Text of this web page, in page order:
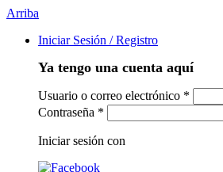
Arriba
Iniciar Sesión / Registro
Ya tengo una cuenta aquí
Usuario o correo electrónico *
Contraseña *
Iniciar sesión con